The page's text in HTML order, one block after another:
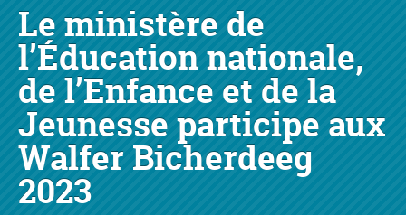
Le ministère de
l’Éducation nationale,
de l’Enfance et de la
Jeunesse participe aux
Walfer Bicherdeeg
2023